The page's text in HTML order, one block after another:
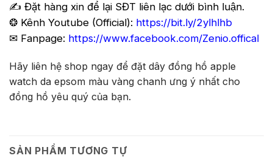
✍️ Đặt hàng xin để lại SĐT liên lạc dưới bình luận.
❂ Kênh Youtube (Official): https://bit.ly/2ylhlhb
✉ Fanpage: https://www.facebook.com/Zenio.offical
Hãy liên hệ shop ngay để đặt dây đồng hồ apple
watch da epsom màu vàng chanh ưng ý nhất cho
đồng hồ yêu quý của bạn.
SẢN PHẨM TƯƠNG TỰ